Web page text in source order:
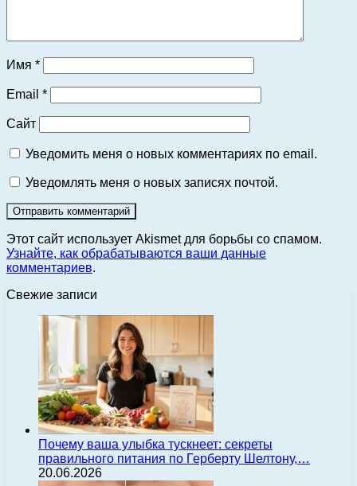
Имя *
Email *
Сайт
Уведомить меня о новых комментариях по email.
Уведомлять меня о новых записях почтой.
Этот сайт использует Akismet для борьбы со спамом.
Узнайте, как обрабатываются ваши данные
комментариев.
Свежие записи
Почему ваша улыбка тускнеет: секреты
правильного питания по Герберту Шелтону,…
20.06.2026